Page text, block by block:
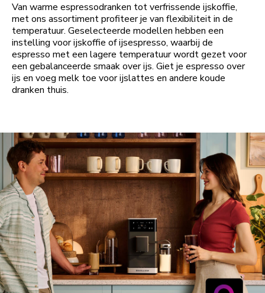
Van warme espressodranken tot verfrissende ijskoffie,
met ons assortiment profiteer je van flexibiliteit in de
temperatuur. Geselecteerde modellen hebben een
instelling voor ijskoffie of ijsespresso, waarbij de
espresso met een lagere temperatuur wordt gezet voor
een gebalanceerde smaak over ijs. Giet je espresso over
ijs en voeg melk toe voor ijslattes en andere koude
dranken thuis.